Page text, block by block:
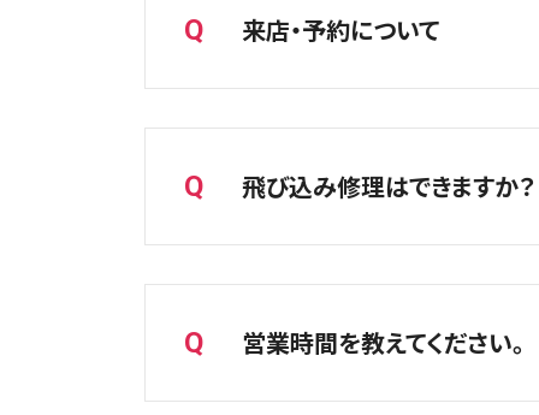
Q 来店・予約について
A
予約なしでもご利用いただけますが
お待ち時間短縮のため、事前予約を
Q 飛び込み修理はできますか？
A
はい、飛び込み修理も承っております
受付状況や部品在庫によってご案
Q 営業時間を教えてください。